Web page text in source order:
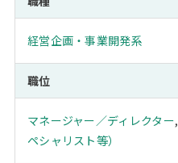
経営企画・事業開発系
職位
マネージャー／ディレクター,
ペシャリスト等）